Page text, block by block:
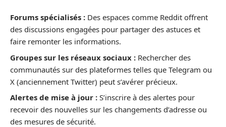
Forums spécialisés : Des espaces comme Reddit offrent
des discussions engagées pour partager des astuces et
faire remonter les informations.
Groupes sur les réseaux sociaux : Rechercher des
communautés sur des plateformes telles que Telegram ou
X (anciennement Twitter) peut s’avérer précieux.
Alertes de mise à jour : S’inscrire à des alertes pour
recevoir des nouvelles sur les changements d’adresse ou
des mesures de sécurité.